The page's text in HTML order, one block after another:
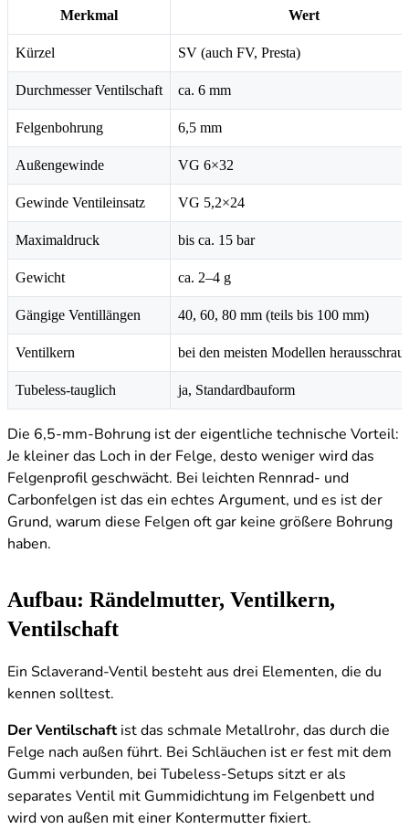
Merkmal Wert
Kürzel SV (auch FV, Presta)
Durchmesser Ventilschaft ca. 6 mm
Felgenbohrung 6,5 mm
Außengewinde VG 6×32
Gewinde Ventileinsatz VG 5,2×24
Maximaldruck bis ca. 15 bar
Gewicht ca. 2–4 g
Gängige Ventillängen 40, 60, 80 mm (teils bis 100 mm)
Ventilkern bei den meisten Modellen
Tubeless-tauglich ja, Standardbauform
Die 6,5-mm-Bohrung ist der eigentliche technische Vorteil:
Je kleiner das Loch in der Felge, desto weniger wird das
Felgenprofil geschwächt. Bei leichten Rennrad- und
Carbonfelgen ist das ein echtes Argument, und es ist der
Grund, warum diese Felgen oft gar keine größere Bohrung
haben.
Aufbau: Rändelmutter, Ventilkern,
Ventilschaft
Ein Sclaverand-Ventil besteht aus drei Elementen, die du
kennen solltest.
Der Ventilschaftist das schmale Metallrohr, das durch die
Felge nach außen führt. Bei Schläuchen ist er fest mit dem
Gummi verbunden, bei Tubeless-Setups sitzt er als
separates Ventil mit Gummidichtung im Felgenbett und
wird von außen mit einer Kontermutter fixiert.